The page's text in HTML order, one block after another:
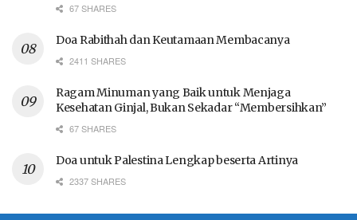
67 SHARES
Doa Rabithah dan Keutamaan Membacanya
2411 SHARES
Ragam Minuman yang Baik untuk Menjaga
Kesehatan Ginjal, Bukan Sekadar “Membersihkan”
67 SHARES
Doa untuk Palestina Lengkap beserta Artinya
2337 SHARES